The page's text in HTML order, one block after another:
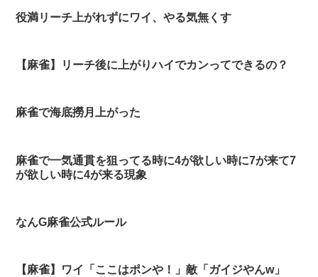
役満リーチ上がれずにワイ、やる気無くす
【麻雀】リーチ後に上がりハイでカンってできるの？
麻雀で海底撈月上がった
麻雀で一気通貫を狙ってる時に4が欲しい時に7が来て7
が欲しい時に4が来る現象
なんG麻雀公式ルール
【麻雀】ワイ「ここはポンや！」敵「ガイジやんw」